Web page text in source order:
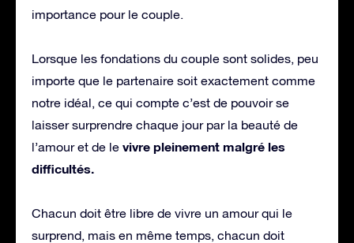
importance pour le couple.
Lorsque les fondations du couple sont solides, peu
importe que le partenaire soit exactement comme
notre idéal, ce qui compte c’est de pouvoir se
laisser surprendre chaque jour par la beauté de
l’amour et de le vivre pleinement malgré les
difficultés.
Chacun doit être libre de vivre un amour qui le
surprend, mais en même temps, chacun doit